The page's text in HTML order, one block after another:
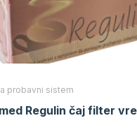
probavni sistem
Regulin čaj filter